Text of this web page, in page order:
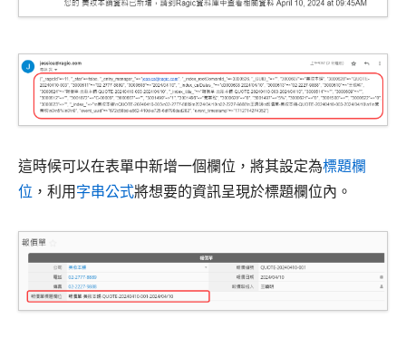
這時候可以在表單中新增一個欄位，將其設定為標題欄
位 ，利用字串公式將想要的資訊呈現於標題欄位內。